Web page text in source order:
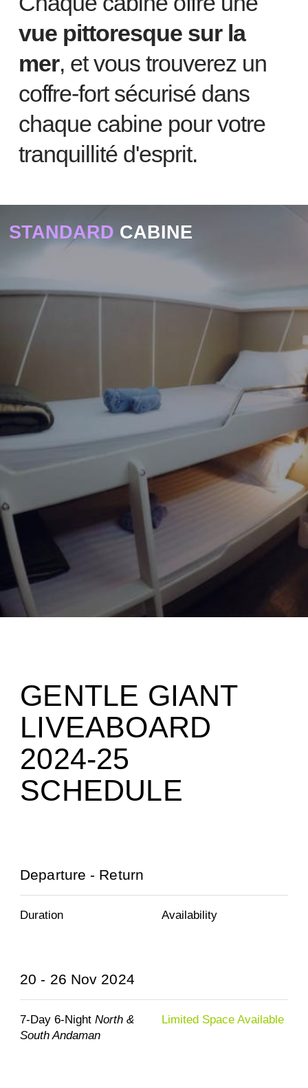
vue pittoresque sur la
mer, et vous trouverez un
coffre-fort sécurisé dans
chaque cabine pour votre
tranquillité d'esprit.
STANDARD CABINE
GENTLE GIANT
LIVEABOARD
2024-25
SCHEDULE
Departure - Return
Duration Availability
20 - 26 Nov 2024
7-Day 6-NightNorth &
South Andaman
Limited Space Available